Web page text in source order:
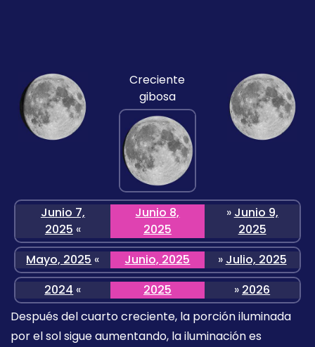
Creciente
gibosa
Junio 7,
2025 «
Junio 8,
2025
» Junio 9,
2025
Mayo, 2025 « Junio, 2025 » Julio, 2025
2024 « 2025 » 2026
Después del cuarto creciente, la porción iluminada
por el sol sigue aumentando, la iluminación es